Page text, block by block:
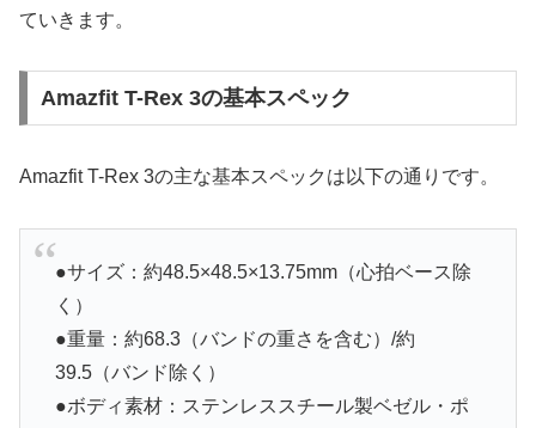
ていきます。
Amazfit T-Rex 3の基本スペック
Amazfit T-Rex 3の主な基本スペックは以下の通りです。
●サイズ：約48.5×48.5×13.75mm（心拍ベース除
く）
●重量：約68.3（バンドの重さを含む）/約
39.5（バンド除く）
●ボディ素材：ステンレススチール製ベゼル・ポ